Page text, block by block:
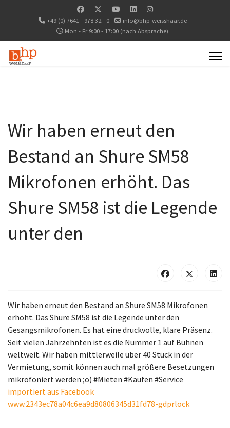
+49 (0) 7641 - 978 32 - 0
info@bhp-weisshaar.de
Mon - Fr 9:00 - 17:00 (nach Absprache)
Wir haben erneut den
Bestand an Shure SM58
Mikrofonen erhöht. Das
Shure SM58 ist die Legende
unter den
Wir haben erneut den Bestand an Shure SM58 Mikrofonen
erhöht. Das Shure SM58 ist die Legende unter den
Gesangsmikrofonen. Es hat eine druckvolle, klare Präsenz.
Seit vielen Jahrzehnten ist es die Nummer 1 auf Bühnen
weltweit. Wir haben mittlerweile über 40 Stück in der
Vermietung, somit können auch mal größere Besetzungen
mikrofoniert werden ;o) #Mieten #Kaufen #Service
importiert aus Facebook
www.2343ec78a04c6ea9d80806345d31fd78-gdprlock